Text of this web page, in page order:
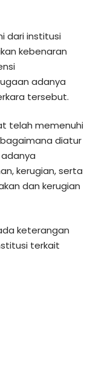
dari institusi
kebenaran
adanya
tersebut.
telah memenuhi
diatur
adanya
kerugian, serta
dan kerugian
keterangan
terkait